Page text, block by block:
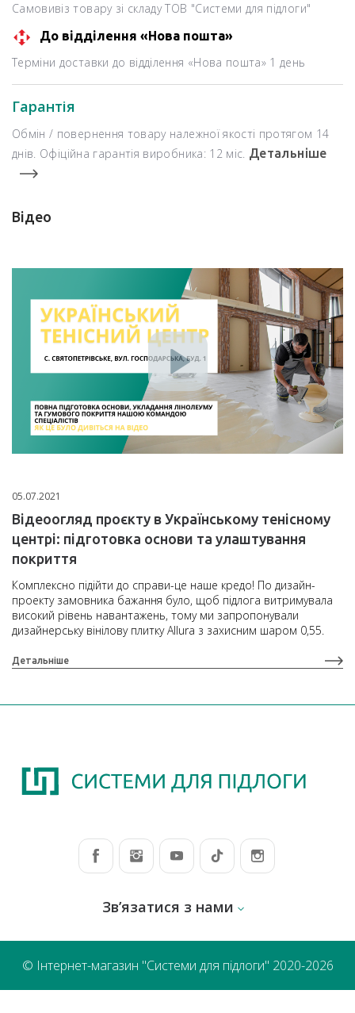
Самовивіз товару зі складу ТОВ "Системи для підлоги"
До відділення «Нова пошта»
Терміни доставки до відділення «Нова пошта» 1 день
Гарантія
Обмін / повернення товару належної якості протягом 14
днів. Офіційна гарантія виробника: 12 міс. Детальніше
Відео
05.07.2021
Відеоогляд проєкту в Українському тенісному
центрі: підготовка основи та улаштування
покриття
Комплексно підійти до справи-це наше кредо! По дизайн-
проекту замовника бажання було, щоб підлога витримувала
високий рівень навантажень, тому ми запропонували
дизайнерську вінілову плитку Allura з захисним шаром 0,55.
Детальніше
Зв’язатися з нами
© Інтернет-магазин "Системи для підлоги" 2020-2026